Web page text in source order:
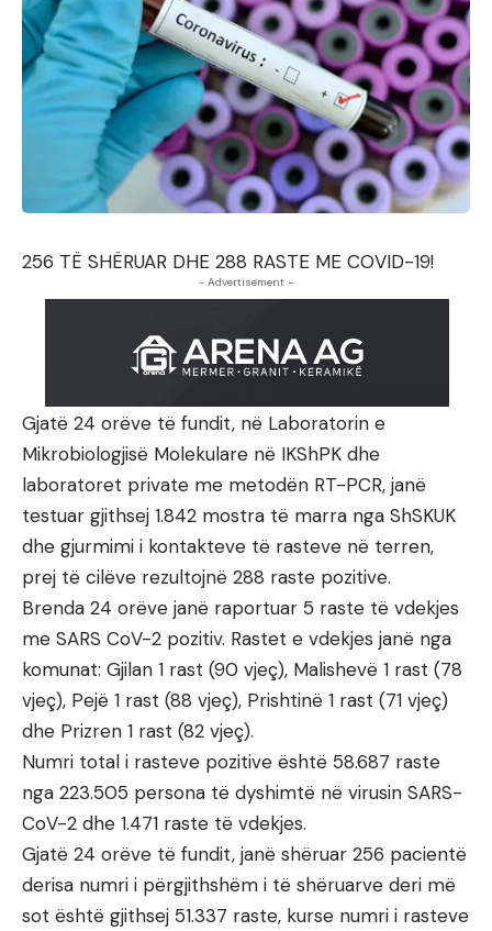
256 TË SHËRUAR DHE 288 RASTE ME COVID-19!
- Advertisement -
Gjatë 24 orëve të fundit, në Laboratorin e
Mikrobiologjisë Molekulare në IKShPK dhe
laboratoret private me metodën RT-PCR, janë
testuar gjithsej 1.842 mostra të marra nga ShSKUK
dhe gjurmimi i kontakteve të rasteve në terren,
prej të cilëve rezultojnë 288 raste pozitive.
Brenda 24 orëve janë raportuar 5 raste të vdekjes
me SARS CoV-2 pozitiv. Rastet e vdekjes janë nga
komunat: Gjilan 1 rast (90 vjeç), Malishevë 1 rast (78
vjeç), Pejë 1 rast (88 vjeç), Prishtinë 1 rast (71 vjeç)
dhe Prizren 1 rast (82 vjeç).
Numri total i rasteve pozitive është 58.687 raste
nga 223.505 persona të dyshimtë në virusin SARS-
CoV-2 dhe 1.471 raste të vdekjes.
Gjatë 24 orëve të fundit, janë shëruar 256 pacientë
derisa numri i përgjithshëm i të shëruarve deri më
sot është gjithsej 51.337 raste, kurse numri i rasteve